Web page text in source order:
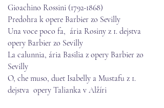
Gioachino Rossini (1792-1868)
Predohra k opere Barbier zo Sevilly
Una voce poco fa, ária Rosiny z 1. dejstva
opery Barbier zo Sevilly
La calunnia, ária Basilia z opery Barbier zo
Sevilly
O, che muso, duet Isabelly a Mustafu z 1.
dejstva opery Talianka v Alžíri